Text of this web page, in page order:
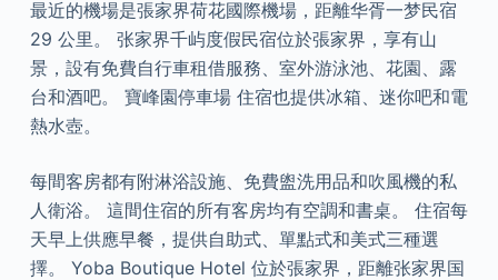
最近的機場是張家界荷花國際機場，距離华胥一梦民宿
29 公里。 张家界千屿度假民宿位於張家界，享有山
景，設有免費自行車租借服務、室外游泳池、花園、露
台和酒吧。 寶峰園停車場 住宿也提供冰箱、迷你吧和電
熱水壺。
每間客房都有附淋浴設施、免費盥洗用品和吹風機的私
人衛浴。 這間住宿的所有客房均有空調和書桌。 住宿每
天早上供應早餐，提供自助式、單點式和美式三種選
擇。 Yoba Boutique Hotel 位於張家界，距離张家界国